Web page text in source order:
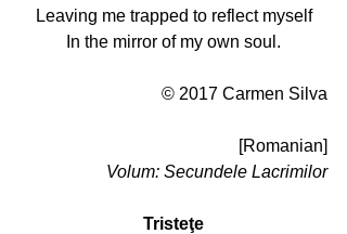
Leaving me trapped to reflect myself
In the mirror of my own soul.
© 2017 Carmen Silva
[Romanian]
Volum: Secundele Lacrimilor
Tristeţe